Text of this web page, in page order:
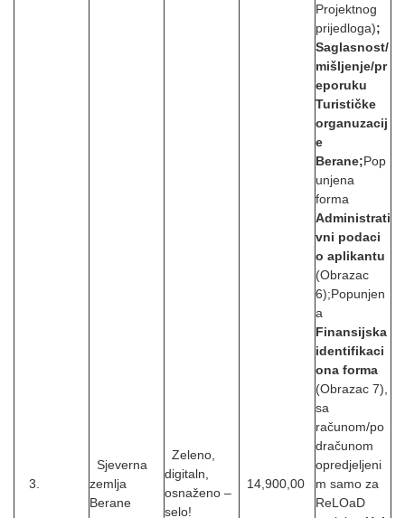
3.
Sjeverna
zemlja
Berane
Zeleno,
digitaln,
osnaženo –
selo!
14,900,00
Projektnog
prijedloga);
Saglasnost/
mišljenje/pr
eporuku
Turističke
organuzacij
e
Berane;Pop
unjena
forma
Administrati
vni podaci
o aplikantu
(Obrazac
6);Popunjen
a
Finansijska
identifikaci
ona forma
(Obrazac 7),
sa
računom/po
dračunom
opredjeljeni
m samo za
ReLOaD